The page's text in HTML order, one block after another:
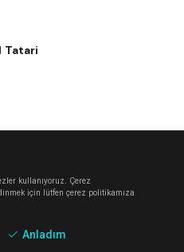
Tatari
kullanıyoruz. Çerez
için lütfen çerez politikamıza
Anladım